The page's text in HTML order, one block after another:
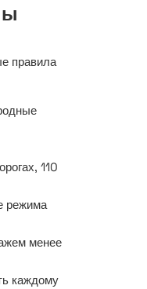
правила
110
режима
менее
каждому